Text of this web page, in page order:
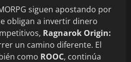
siguen apostando por
obligan a invertir dinero
Ragnarok Origin:
un camino diferente. El
como ROOC, continúa